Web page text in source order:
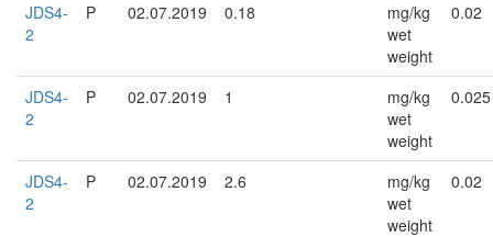
JDS4-
2
P 02.07.2019 0.18
mg/kg
wet
weight
0.02
JDS4-
2
P 02.07.2019 1
mg/kg
wet
weight
0.025
JDS4-
2
P 02.07.2019 2.6
mg/kg
wet
weight
0.02